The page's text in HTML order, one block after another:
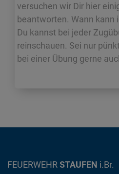
versuchen wir Dir hier
beantworten. Wann kann
Du kannst bei jeder
reinschauen. Sei nur
bei einer Übung gerne
FEUERWEHR STAUFEN i.Br.